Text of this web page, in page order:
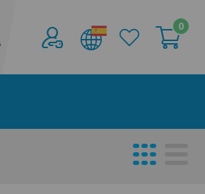
de de 500 Profesionales de
0